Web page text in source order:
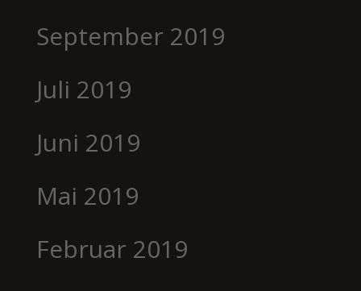
September 2019
Juli 2019
Juni 2019
Mai 2019
Februar 2019